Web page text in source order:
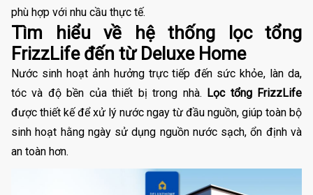
phù hợp với nhu cầu thực tế.
Tìm hiểu về hệ thống lọc tổng
FrizzLife đến từ Deluxe Home
Nước sinh hoạt ảnh hưởng trực tiếp đến sức khỏe, làn da,
tóc và độ bền của thiết bị trong nhà. Lọc tổng FrizzLife
được thiết kế để xử lý nước ngay từ đầu nguồn, giúp toàn bộ
sinh hoạt hằng ngày sử dụng nguồn nước sạch, ổn định và
an toàn hơn.